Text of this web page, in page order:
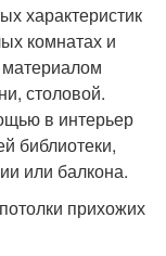
характеристик
комнатах и
столовой.
в интерьер
библиотеки,
или балкона.
прихожих